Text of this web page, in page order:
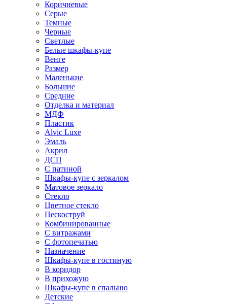
Коричневые
Серые
Темные
Черные
Светлые
Белые шкафы-купе
Венге
Размер
Маленькие
Большие
Средние
Отделка и материал
МДФ
Пластик
Alvic Luxe
Эмаль
Акрил
ДСП
С патиной
Шкафы-купе с зеркалом
Матовое зеркало
Стекло
Цветное стекло
Пескоструй
Комбинированные
С витражами
С фотопечатью
Назначение
Шкафы-купе в гостиную
В коридор
В прихожую
Шкафы-купе в спальню
Детские